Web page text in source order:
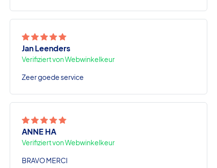
Jan Leenders
Verifiziert von Webwinkelkeur
Zeer goede service
ANNE HA
Verifiziert von Webwinkelkeur
BRAVO MERCI